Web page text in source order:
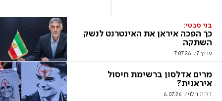
בני סבטי:
כך הפכה איראן את האינטרנט לנשק
השתקה
ערוץ 7 7.07.26
מרים אדלסון ברשימת חיסול
איראנית?
דלית הלוי 6.07.26